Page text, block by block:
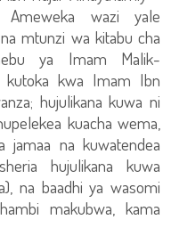
wazi yale
mtunzi wa kitabu cha
ya Imam Malik-
kutoka kwa Imam Ibn
hujulikana kuwa ni
kuacha wema,
jamaa na kuwatendea
hujulikana kuwa
na baadhi ya wasomi
makubwa, kama